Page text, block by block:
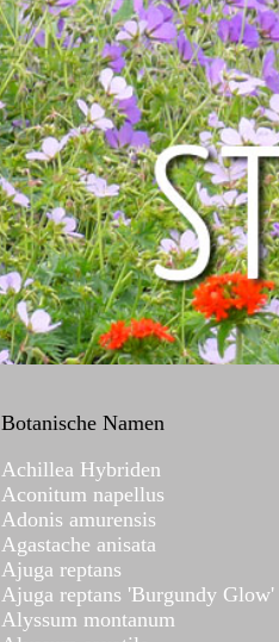
Botanische Namen
Achillea Hybriden
Aconitum napellus
Adonis amurensis
Agastache anisata
Ajuga reptans
Ajuga reptans 'Burgundy Glow'
Alyssum montanum